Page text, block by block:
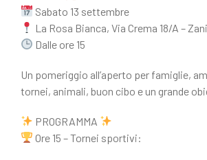
Sabato 13 settembre
La Rosa Bianca, Via Crema 18/A –
Dalle ore 15
Un pomeriggio all’aperto per famiglie,
tornei, animali, buon cibo e un grande
PROGRAMMA
Ore 15 – Tornei sportivi: